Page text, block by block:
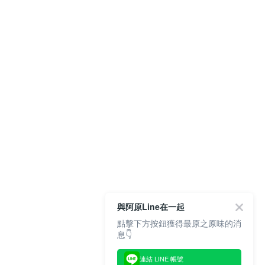
與阿原Line在一起
點擊下方按鈕獲得最原之原味的消
息👇
連結 LINE 帳號